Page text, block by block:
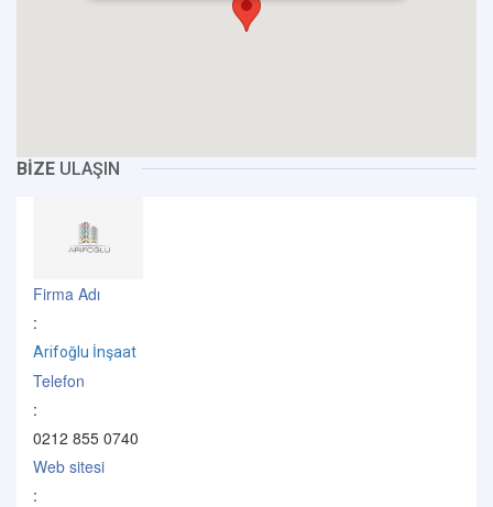
BİZE ULAŞIN
Firma Adı
:
Arifoğlu İnşaat
Telefon
:
0212 855 0740
Web sitesi
: